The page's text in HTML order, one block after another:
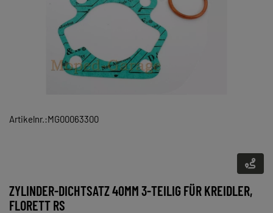
Artikelnr.:MG00063300
ZYLINDER-DICHTSATZ 40MM 3-TEILIG FÜR KREIDLER,
FLORETT RS